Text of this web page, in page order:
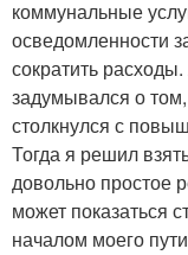
коммунальные
осведомленности
сократить
задумывался о
столкнулся с
Тогда я решил
довольно простое
может показаться
началом моего